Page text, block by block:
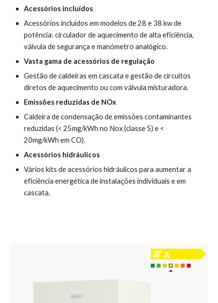
Acessórios incluídos
Acessórios incluídos em modelos de 28 e 38 kw de
potência: circulador de aquecimento de alta eficiência,
válvula de segurança e manómetro analógico.
Vasta gama de acessórios de regulação
Gestão de caldeiras em cascata e gestão de circuitos
diretos de aquecimento ou com válvula misturadora.
Emissões reduzidas de NOx
Caldeira de condensação de emissões contaminantes
reduzidas (< 25mg/kWh no Nox (classe 5) e <
20mg/kWh em CO).
Acessórios hidráulicos
Vários kits de acessórios hidráulicos para aumentar a
eficiência energética de instalações individuais e em
cascata.